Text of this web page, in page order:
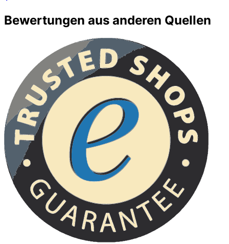
Bewertungen aus anderen Quellen